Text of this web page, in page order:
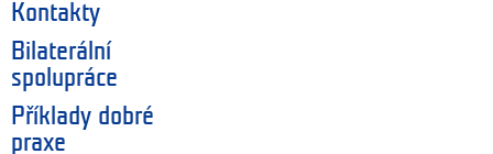
Kontakty
Bilaterální
spolupráce
Příklady dobré
praxe